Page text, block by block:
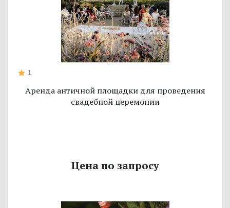
1
Аренда античной площадки для проведения
свадебной церемонии
Цена по запросу